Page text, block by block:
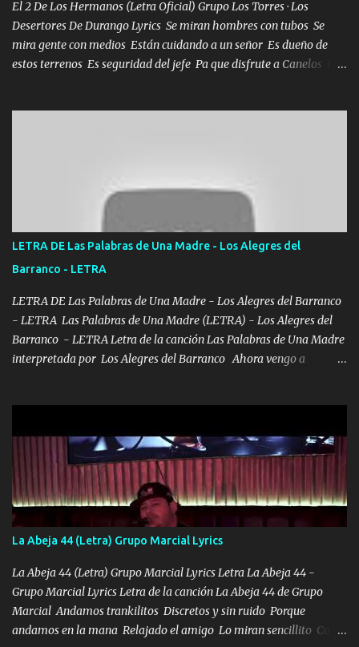
El 2 De Los Hermanos (Letra Oficial) Grupo Los Torres · Los
Desertores De Durango Lyrics Se miran hombres con tubos Se
mira gente con medios Están cuidando a un señor Es dueño de
estos terrenos Es seguridad del jefe Pa que disfrute a Canelos Es
ahí está el Hombre Cuarenta y también Pariente 7 arreglan
cualquier problema no más es cuestión que ordené NOS HACE
FALTA UN HERMANO DE CLAVE ERA EL 24 SIEMPRE FUE UN
HOMBRE VALIENTE POR ALGO M'URIÓ PELEAND0 SIEMPRE
VIO POR LA FAMILIA PARA QUE SIGA EL LEGADO Es el DOS de
los HERMANOS un cerebro inteligente y com...
LETRA DE Las Palabras de Una Madre - Los Alegres del
Barranco - LETRA
LETRA DE Las Palabras de Una Madre - Los Alegres del Barranco
- LETRA Las Palabras de Una Madre (LETRA) - Los Alegres del
Barranco - LETRA Letra de la canción Las Palabras de Una Madre
interpretada por Los Alegres del Barranco Ahora vengo a
quiso, él tiempo sigue pasando y nunca te olvidaremos, aquí
seguiré esperando hasta volvernos a vernos El recuerdo que yo
tengo de mi mente no se va, en mi corazón me llevo lo mismo que
tu papá, a veces me pongo triste porque no puedo mirarte, mas se
que tu me escuchas porque tu eres mi gran ángel, El desespero me
llega para reunirme contigo, tu iluminas mi sendero por siempre
serás mi niño, del amor que yo te tengo es co...
La Abeja 44 (Letra) Grupo Marcial Lyrics
La Abeja 44 (Letra) Grupo Marcial Lyrics Letra La Abeja 44 -
Grupo Marcial Lyrics Letra de la canción La Abeja 44 de Grupo
Marcial Andamos trankilitos Discretos y sin ruido Porque
andamos en la mana Relajado el amigo Lo miran sencillito Con